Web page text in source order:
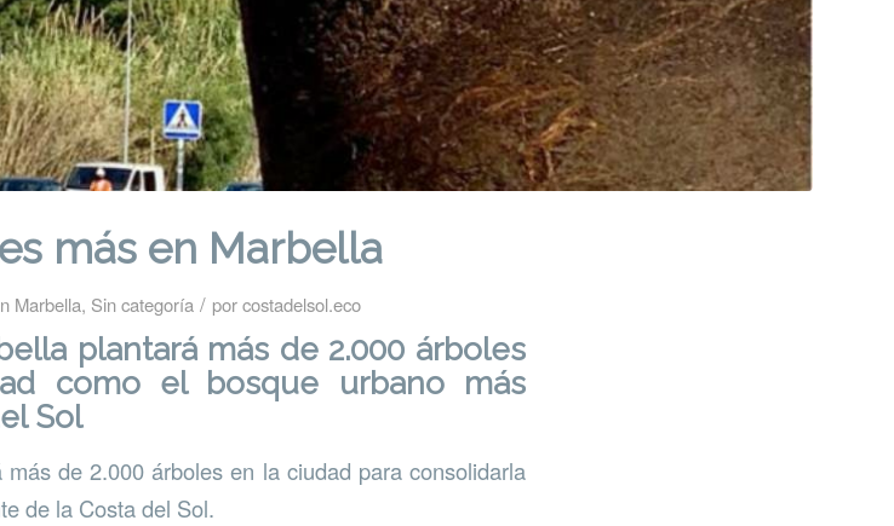
más en Marbella
Marbella, Sin categoría / porcostadelsol.eco
plantará más de 2.000 árboles
como el bosque urbano más
Sol
más de 2.000 árboles en la ciudad para consolidarla
de la Costa del Sol.